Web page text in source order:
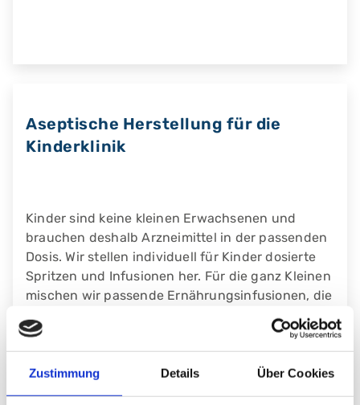
Zustimmung Details Über Cookies
Aseptische Herstellung für die
Kinderklinik
Kinder sind keine kleinen Erwachsenen und
brauchen deshalb Arzneimittel in der passenden
Dosis. Wir stellen individuell für Kinder dosierte
Spritzen und Infusionen her. Für die ganz Kleinen
mischen wir passende Ernährungsinfusionen, die
genau auf ihren individuellen Bedarf abgestimmt
sind.